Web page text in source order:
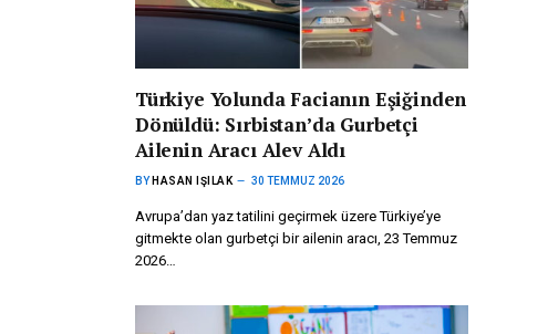
Türkiye Yolunda Facianın Eşiğinden
Dönüldü: Sırbistan’da Gurbetçi
Ailenin Aracı Alev Aldı
BY HASAN IŞILAK 30 TEMMUZ 2026
Avrupa’dan yaz tatilini geçirmek üzere Türkiye’ye
gitmekte olan gurbetçi bir ailenin aracı, 23 Temmuz
2026…